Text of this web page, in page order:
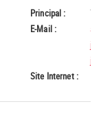
Principal :
E-Mail :
Site Internet :